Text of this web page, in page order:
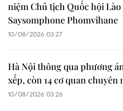
niệm Chủ tịch Quốc hội Lào
Saysomphone Phomvihane
10/08/2026 03:27
Hà Nội thông qua phương
xếp, còn 14 cơ quan chuyên
10/08/2026 03:26